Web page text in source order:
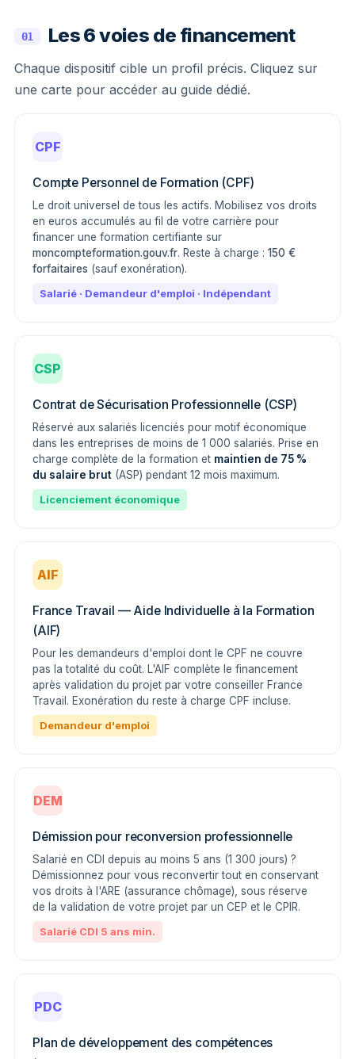
01 Les 6 voies de financement
Chaque dispositif cible un profil précis. Cliquez sur
une carte pour accéder au guide dédié.
CPF
Compte Personnel de Formation (CPF)
Le droit universel de tous les actifs. Mobilisez vos droits
en euros accumulés au fil de votre carrière pour
financer une formation certifiante sur
moncompteformation.gouv.fr. Reste à charge : 150 €
forfaitaires (sauf exonération).
Salarié · Demandeur d'emploi · Indépendant
CSP
Contrat de Sécurisation Professionnelle (CSP)
Réservé aux salariés licenciés pour motif économique
dans les entreprises de moins de 1 000 salariés. Prise en
charge complète de la formation et maintien de 75 %
du salaire brut (ASP) pendant 12 mois maximum.
Licenciement économique
AIF
France Travail — Aide Individuelle à la Formation
(AIF)
Pour les demandeurs d'emploi dont le CPF ne couvre
pas la totalité du coût. L'AIF complète le financement
après validation du projet par votre conseiller France
Travail. Exonération du reste à charge CPF incluse.
Demandeur d'emploi
DEM
Démission pour reconversion professionnelle
Salarié en CDI depuis au moins 5 ans (1 300 jours) ?
Démissionnez pour vous reconvertir tout en conservant
vos droits à l'ARE (assurance chômage), sous réserve
de la validation de votre projet par un CEP et le CPIR.
Salarié CDI 5 ans min.
PDC
Plan de développement des compétences